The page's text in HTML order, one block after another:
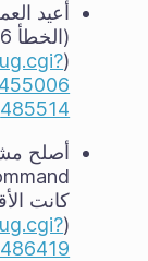
(
485514
أصلح
(